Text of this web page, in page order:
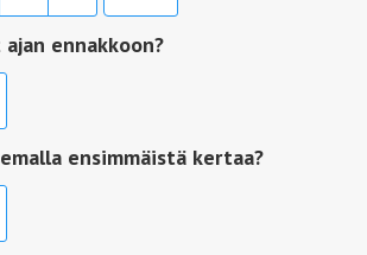
ennakkoon?
ensimmäistä kertaa?